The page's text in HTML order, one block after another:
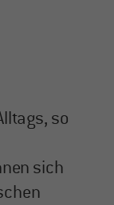
so
sich